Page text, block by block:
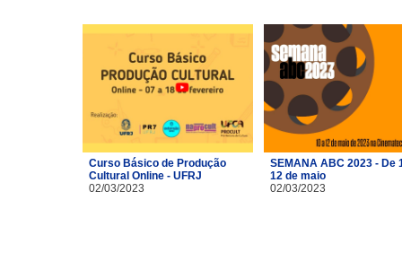
Curso Básico de Produção
Cultural Online - UFRJ
02/03/2023
SEMANA ABC 2023 - De
12 de maio
02/03/2023